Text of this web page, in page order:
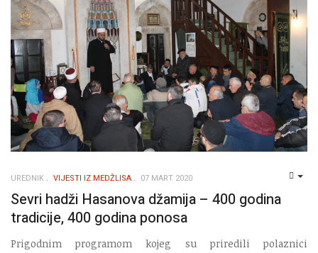
UREDNIK VIJESTI IZ MEDŽLISA 07 MART 2020
Sevri hadži Hasanova džamija – 400 godina
tradicije, 400 godina ponosa
Prigodnim programom kojeg su priredili polaznici